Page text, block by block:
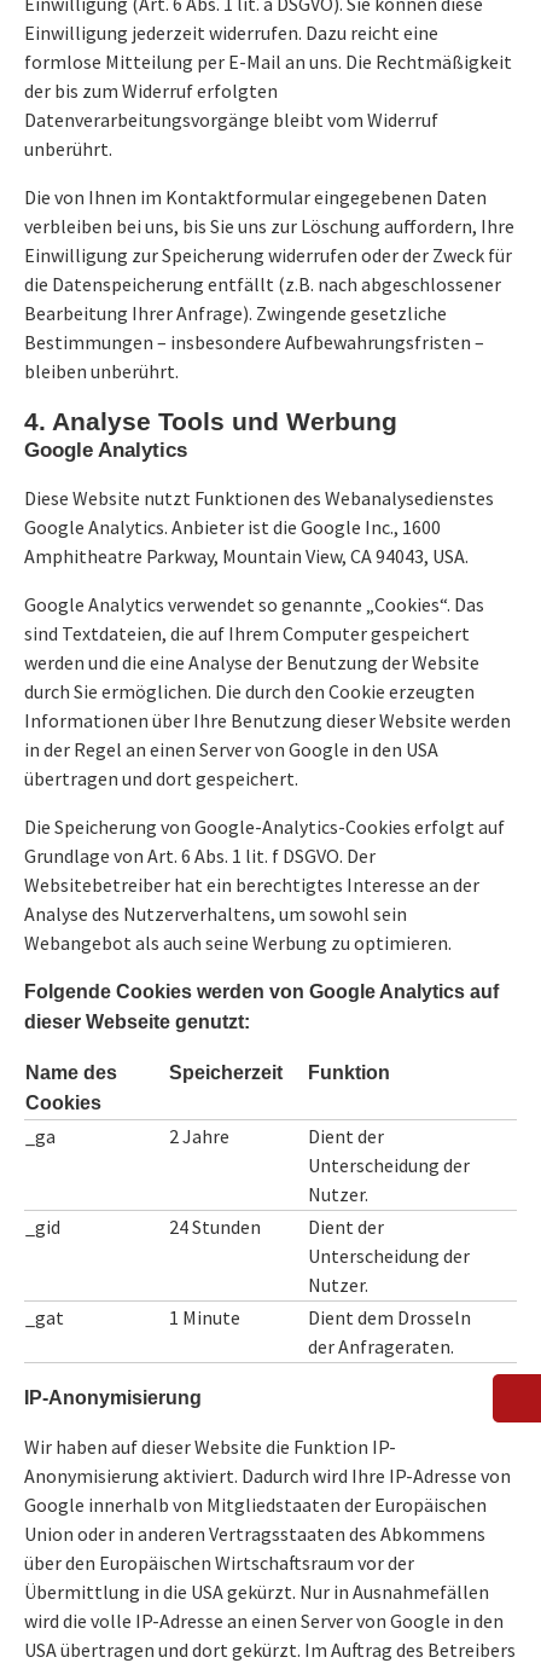
Einwilligung jederzeit widerrufen. Dazu reicht eine
formlose Mitteilung per E-Mail an uns. Die Rechtmäßigkeit
der bis zum Widerruf erfolgten
Datenverarbeitungsvorgänge bleibt vom Widerruf
unberührt.
Die von Ihnen im Kontaktformular eingegebenen Daten
verbleiben bei uns, bis Sie uns zur Löschung auffordern, Ihre
Einwilligung zur Speicherung widerrufen oder der Zweck für
die Datenspeicherung entfällt (z.B. nach abgeschlossener
Bearbeitung Ihrer Anfrage). Zwingende gesetzliche
Bestimmungen – insbesondere Aufbewahrungsfristen –
bleiben unberührt.
4. Analyse Tools und Werbung
Google Analytics
Diese Website nutzt Funktionen des Webanalysedienstes
Google Analytics. Anbieter ist die Google Inc., 1600
Amphitheatre Parkway, Mountain View, CA 94043, USA.
Google Analytics verwendet so genannte „Cookies“. Das
sind Textdateien, die auf Ihrem Computer gespeichert
werden und die eine Analyse der Benutzung der Website
durch Sie ermöglichen. Die durch den Cookie erzeugten
Informationen über Ihre Benutzung dieser Website werden
in der Regel an einen Server von Google in den USA
übertragen und dort gespeichert.
Die Speicherung von Google-Analytics-Cookies erfolgt auf
Grundlage von Art. 6 Abs. 1 lit. f DSGVO. Der
Websitebetreiber hat ein berechtigtes Interesse an der
Analyse des Nutzerverhaltens, um sowohl sein
Webangebot als auch seine Werbung zu optimieren.
Folgende Cookies werden von Google Analytics auf
dieser Webseite genutzt:
Name des
Cookies
Speicherzeit Funktion
_ga 2 Jahre
Dient der
Unterscheidung der
Nutzer.
_gid
24 Stunden
Dient der
Unterscheidung der
Nutzer.
_gat
1 Minute
Dient dem Drosseln
der Anfrageraten.
IP-Anonymisierung
Wir haben auf dieser Website die Funktion IP-
Anonymisierung aktiviert. Dadurch wird Ihre IP-Adresse von
Google innerhalb von Mitgliedstaaten der Europäischen
Union oder in anderen Vertragsstaaten des Abkommens
über den Europäischen Wirtschaftsraum vor der
Übermittlung in die USA gekürzt. Nur in Ausnahmefällen
wird die volle IP-Adresse an einen Server von Google in den
USA übertragen und dort gekürzt. Im Auftrag des Betreibers